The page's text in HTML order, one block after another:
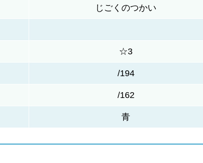
じごくのつかい
☆3
/194
/162
青